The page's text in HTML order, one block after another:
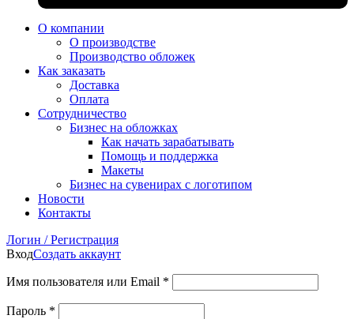
О компании
О производстве
Производство обложек
Как заказать
Доставка
Оплата
Сотрудничество
Бизнес на обложках
Как начать зарабатывать
Помощь и поддержка
Макеты
Бизнес на сувенирах с логотипом
Новости
Контакты
Логин / Регистрация
ВходСоздать аккаунт
Имя пользователя или Email *
Пароль *